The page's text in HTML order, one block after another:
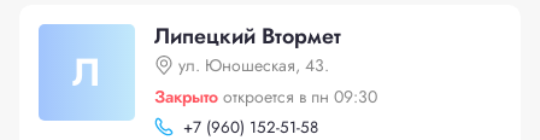
Л
Липецкий Втормет
ул. Юношеская, 43.
Закрыто откроется в пн 09:30
+7 (960) 152-51-58